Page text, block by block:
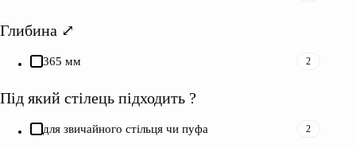
Глибина ⤢
365 мм 2
Під який стілець підходить ?
для звичайного стільця чи пуфа 2